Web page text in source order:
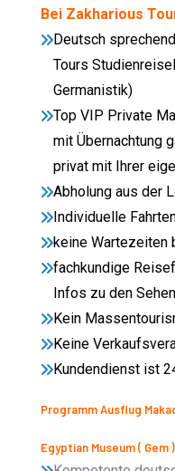
Bei Zakharious
Deutsch
Tours
Germanistik)
Top VIP Private
mit Übernachtung
privat mit Ihrer
Abholung aus der
Individuelle
keine Wartezeiten
fachkundige
Infos zu den
Kein
Keine
Kundendienst ist
Programm Ausflug
Egyptian Museum ( Gem )